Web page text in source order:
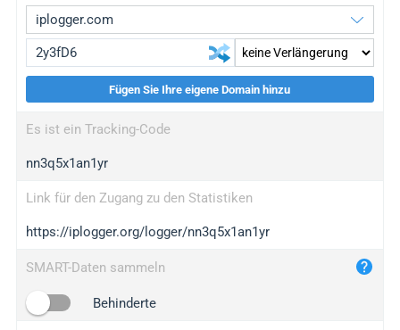
wl.gl
ed.tc
bc.ax
iplogger.com
maper.info
2no.co
Fügen Sie Ihre eigene Domain hinzu
Es ist ein Tracking-Code
nn3q5x1an1yr
Link für den Zugang zu den Statistiken
https://iplogger.org/logger/nn3q5x1an1yr
SMART-Daten sammeln
Behinderte